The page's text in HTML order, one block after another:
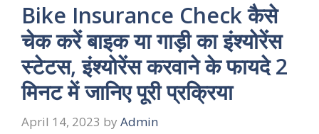
Bike Insurance Check कैसे
चेक करें बाइक या गाड़ी का इंश्योरेंस
स्टेटस, इंश्योरेंस करवाने के फायदे 2
मिनट में जानिए पूरी प्रक्रिया
April 14, 2023 by Admin